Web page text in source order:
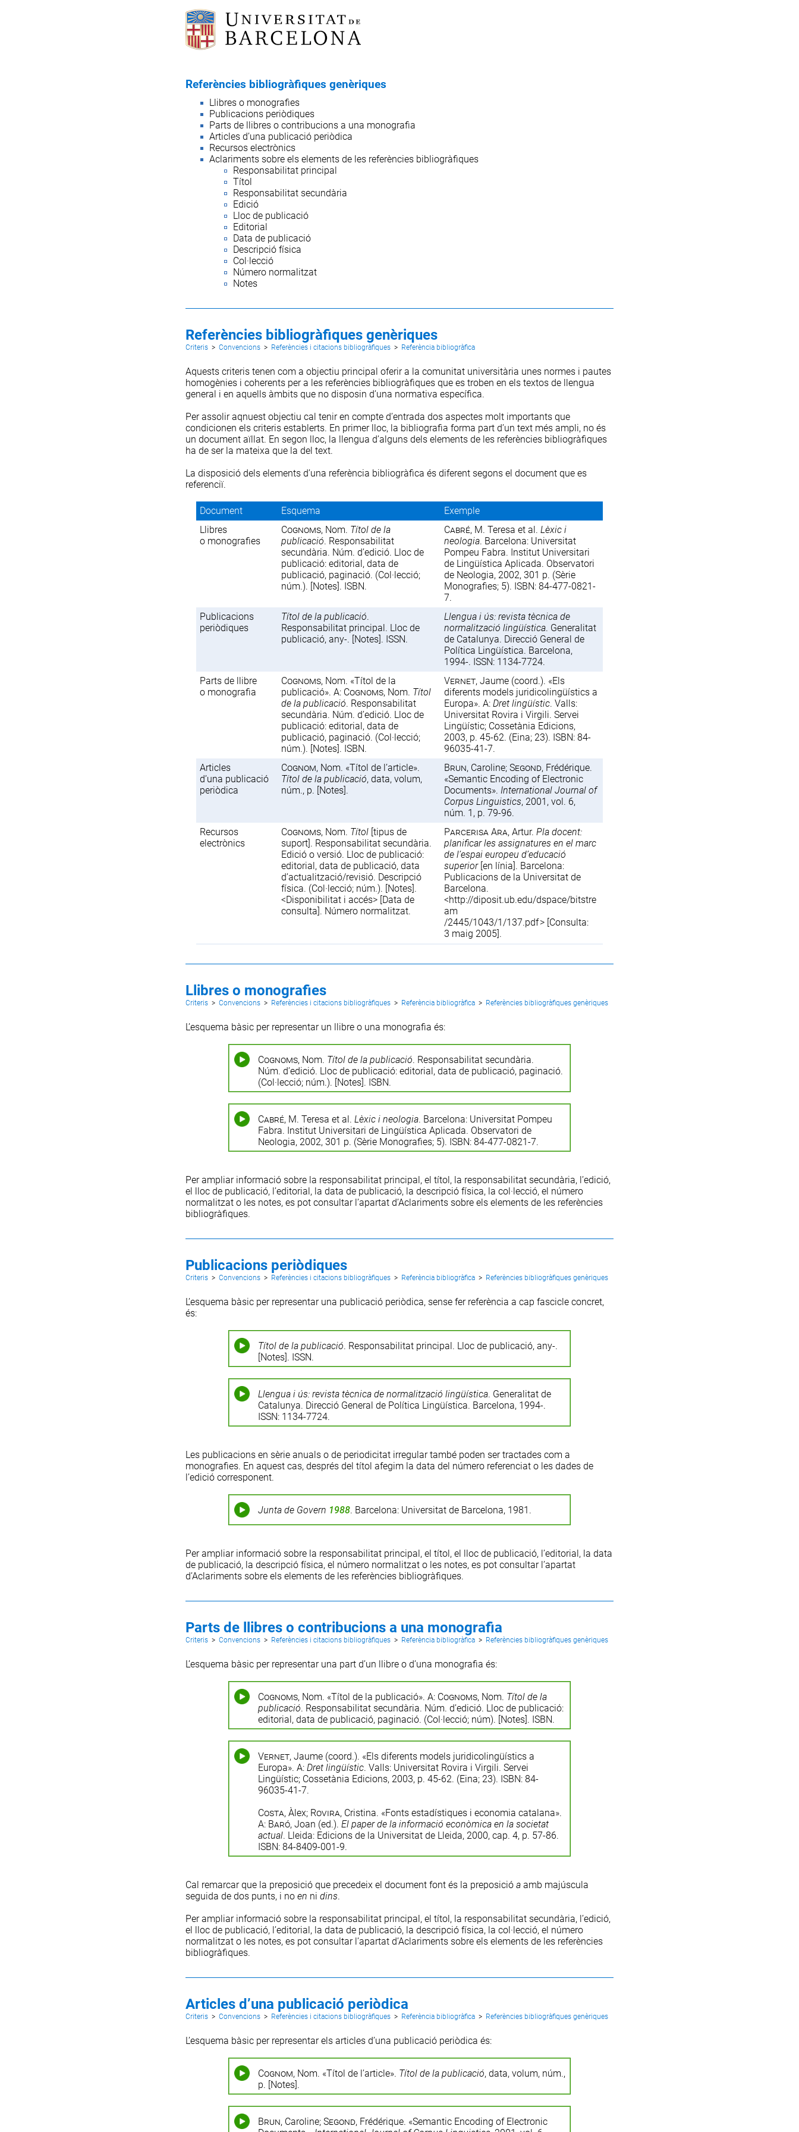
Referències bibliogràfiques genèriques
Llibres o monografies
Publicacions periòdiques
Parts de llibres o contribucions a una monografia
Articles d’una publicació periòdica
Recursos electrònics
Aclariments sobre els elements de les referències bibliogràfiques
Responsabilitat principal
Títol
Responsabilitat secundària
Edició
Lloc de publicació
Editorial
Data de publicació
Descripció física
Col·lecció
Número normalitzat
Notes
Referències bibliogràfiques genèriques
Criteris > Convencions > Referències i citacions bibliogràfiques > Referència bibliogràfica
Aquests criteris tenen com a objectiu principal oferir a la comunitat universitària unes normes i pautes
homogènies i coherents per a les referències bibliogràfiques que es troben en els textos de llengua
general i en aquells àmbits que no disposin d’una normativa específica.
Per assolir aqnuest objectiu cal tenir en compte d’entrada dos aspectes molt importants que
condicionen els criteris establerts. En primer lloc, la bibliografia forma part d’un text més ampli, no és
un document aïllat. En segon lloc, la llengua d’alguns dels elements de les referències bibliogràfiques
ha de ser la mateixa que la del text.
La disposició dels elements d’una referència bibliogràfica és diferent segons el document que es
referenciï.
Document Esquema
Exemple
Llibres
o monografies
Cognoms, Nom. Títol de la
publicació. Responsabilitat
secundària. Núm. d’edició. Lloc de
publicació: editorial, data de
publicació, paginació. (Col·lecció;
núm.). [Notes]. ISBN.
Cabré, M. Teresa et al.Lèxic i
neologia. Barcelona: Universitat
Pompeu Fabra. Institut Universitari
de Lingüística Aplicada. Observatori
de Neologia, 2002, 301 p. (Sèrie
Monografies; 5). ISBN: 84-477-0821-
7.
Publicacions
periòdiques
Títol de la publicació.
Responsabilitat principal. Lloc de
publicació, any-. [Notes]. ISSN.
Llengua i ús: revista tècnica de
normalització lingüística. Generalitat
de Catalunya. Direcció General de
Política Lingüística. Barcelona,
1994-. ISSN: 1134-7724.
Parts de llibre
o monografia
Cognoms, Nom. «Títol de la
publicació». A: Cognoms, Nom. Títol
de la publicació. Responsabilitat
secundària. Núm. d’edició. Lloc de
publicació: editorial, data de
publicació, paginació. (Col·lecció;
núm.). [Notes]. ISBN.
Vernet, Jaume (coord.). «Els
diferents models juridicolingüístics a
Europa». A:Dret lingüístic. Valls:
Universitat Rovira i Virgili. Servei
Lingüístic; Cossetània Edicions,
2003, p. 45-62. (Eina; 23). ISBN: 84-
96035-41-7.
Articles
d’una publicació
periòdica
Cognom, Nom. «Títol de l’article».
Títol de la publicació, data, volum,
núm., p. [Notes].
Brun, Caroline;Segond, Frédérique.
«Semantic Encoding of Electronic
Documents».International Journal of
Corpus Linguistics, 2001, vol. 6,
núm. 1, p. 79-96.
Recursos
electrònics
Cognoms, Nom. Títol [tipus de
suport]. Responsabilitat secundària.
Edició o versió. Lloc de publicació:
editorial, data de publicació, data
d’actualització/revisió. Descripció
física. (Col·lecció; núm.). [Notes].
<Disponibilitat i accés> [Data de
consulta]. Número normalitzat.
Parcerisa Ara, Artur.Pla docent:
planificar les assignatures en el marc
de l’espai europeu d’educació
superior[en línia]. Barcelona:
Publicacions de la Universitat de
Barcelona.
<http://diposit.ub.edu/dspace/bitstre
am
/2445/1043/1/137.pdf> [Consulta:
3 maig 2005].
Llibres o monografies
Criteris > Convencions > Referències i citacions bibliogràfiques > Referència bibliogràfica > Referències bibliogràfiques genèriques
L’esquema bàsic per representar un llibre o una monografia és:
Cognoms, Nom. Títol de la publicació. Responsabilitat secundària.
Núm. d’edició. Lloc de publicació: editorial, data de publicació, paginació.
(Col·lecció; núm.). [Notes]. ISBN.
Cabré, M. Teresa et al. Lèxic i neologia. Barcelona: Universitat Pompeu
Fabra. Institut Universitari de Lingüística Aplicada. Observatori de
Neologia, 2002, 301 p. (Sèrie Monografies; 5). ISBN: 84-477-0821-7.
Per ampliar informació sobre la responsabilitat principal, el títol, la responsabilitat secundària, l’edició,
el lloc de publicació, l’editorial, la data de publicació, la descripció física, la col·lecció, el número
normalitzato les notes, es pot consultar l’apartat d’Aclariments sobre els elements de les referències
bibliogràfiques.
Publicacions periòdiques
Criteris > Convencions > Referències i citacions bibliogràfiques > Referència bibliogràfica > Referències bibliogràfiques genèriques
L’esquema bàsic per representar una publicació periòdica, sense fer referència a cap fascicle concret,
és:
Títol de la publicació. Responsabilitat principal. Lloc de publicació, any-.
[Notes]. ISSN.
Llengua i ús: revista tècnica de normalització lingüística. Generalitat de
Catalunya. Direcció General de Política Lingüística. Barcelona, 1994-.
ISSN: 1134-7724.
Les publicacions en sèrie anuals o de periodicitat irregular també poden ser tractades com a
monografies. En aquest cas, després del títol afegim la data del número referenciat o les dades de
l’edició corresponent.
Junta de Govern 1988. Barcelona: Universitat de Barcelona, 1981.
Per ampliar informació sobre la responsabilitat principal, el títol, el lloc de publicació, l’editorial, la data
de publicació, la descripció física, el número normalitzato les notes, es pot consultar l’apartat
d’Aclariments sobre els elements de les referències bibliogràfiques.
Parts de llibres o contribucions a una monografia
Criteris > Convencions > Referències i citacions bibliogràfiques > Referència bibliogràfica > Referències bibliogràfiques genèriques
L’esquema bàsic per representar una part d’un llibre o d’una monografia és:
Cognoms, Nom. «Títol de la publicació». A: Cognoms, Nom. Títol de la
publicació. Responsabilitat secundària. Núm. d’edició. Lloc de publicació:
editorial, data de publicació, paginació. (Col·lecció; núm). [Notes]. ISBN.
Vernet, Jaume (coord.). «Els diferents models juridicolingüístics a
Europa». A: Dret lingüístic. Valls: Universitat Rovira i Virgili. Servei
Lingüístic; Cossetània Edicions, 2003, p. 45-62. (Eina; 23). ISBN: 84-
96035-41-7.
Costa, Àlex; Rovira, Cristina. «Fonts estadístiques i economia catalana».
A: Baró, Joan (ed.). El paper de la informació econòmica en la societat
actual. Lleida: Edicions de la Universitat de Lleida, 2000, cap. 4, p. 57-86.
ISBN: 84-8409-001-9.
Cal remarcar que la preposició que precedeix el document font és la preposició aamb majúscula
seguida de dos punts, i no en ni dins.
Per ampliar informació sobre la responsabilitat principal, el títol, la responsabilitat secundària, l’edició,
el lloc de publicació, l’editorial, la data de publicació, la descripció física, la col·lecció, el número
normalitzato les notes, es pot consultar l’apartat d’Aclariments sobre els elements de les referències
bibliogràfiques.
Articles d’una publicació periòdica
Criteris > Convencions > Referències i citacions bibliogràfiques > Referència bibliogràfica > Referències bibliogràfiques genèriques
L’esquema bàsic per representar els articles d’una publicació periòdica és:
Cognom, Nom. «Títol de l’article». Títol de la publicació, data, volum, núm.,
p. [Notes].
Brun, Caroline; Segond, Frédérique. «Semantic Encoding of Electronic